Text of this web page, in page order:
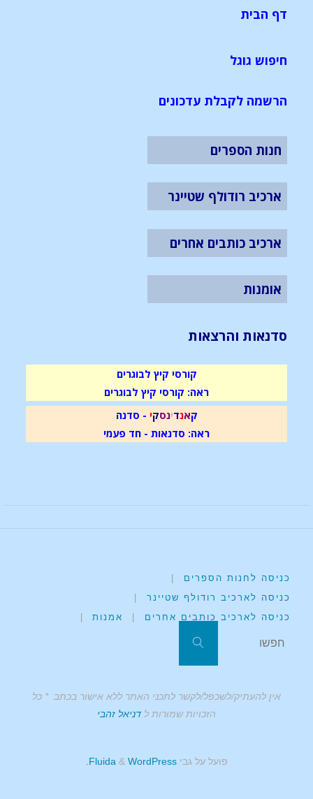
דף הבית
חיפוש גוגל
הרשמה לקבלת עדכונים
חנות הספרים
ארכיב רודולף שטיינר
ארכיב כותבים אחרים
אומנות
סדנאות והרצאות
קורסי קיץ לבוגרים
ראה: קורסי קיץ לבוגרים
קאנדינסקי - סדנה
ראה: סדנאות - חד פעמי
כניסה לחנות הספרים
|
כניסה לארכיב רודולף שטיינר
|
כניסה לארכיב כותבים אחרים
| אמנות |
אין להעתיק/לשכפל/לקשר לתכני האתר ללא אישור בכתב * כל
הזכויות שמורות לדניאל זהבי
פועל על גבי Fluida
& WordPress.